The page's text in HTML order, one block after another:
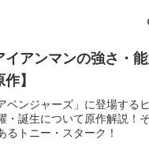
イアンマンの強さ・
】
ベンジャーズ」に登場する
・誕生について原作解説！
るトニー・スターク！